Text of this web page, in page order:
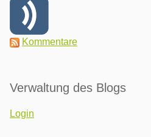
Kommentare
Verwaltung des Blogs
Login